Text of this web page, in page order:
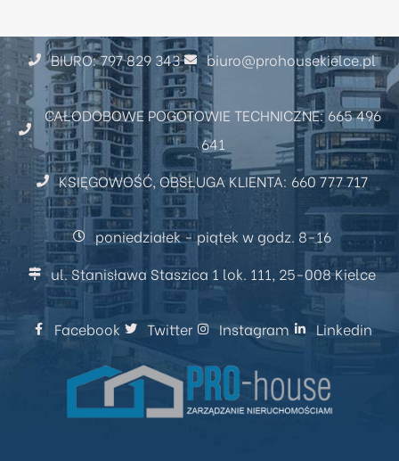
BIURO: 797 829 343 biuro@prohousekielce.pl
CAŁODOBOWE POGOTOWIE TECHNICZNE: 665 496
641
KSIĘGOWOŚĆ, OBSŁUGA KLIENTA: 660 777 717
poniedziałek - piątek w godz. 8-16
ul. Stanisława Staszica 1 lok. 111, 25-008 Kielce
Facebook Twitter Instagram Linkedin